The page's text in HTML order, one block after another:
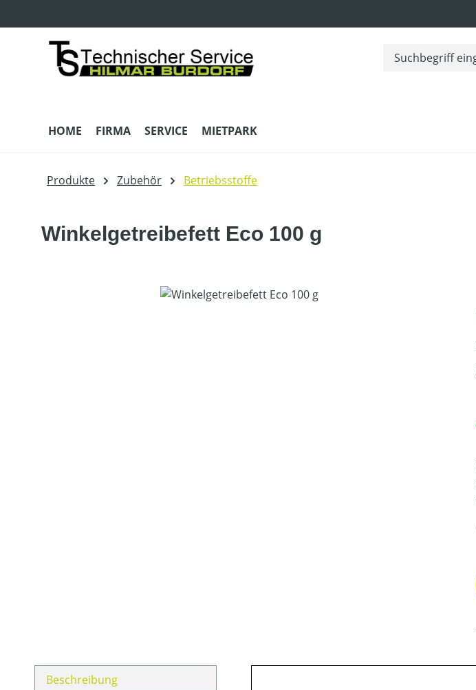
HOME FIRMA SERVICE MIETPARK
Produkte Zubehör Betriebsstoffe
Winkelgetreibefett Eco 100 g
Bildergalerie überspringen
Beschreibung